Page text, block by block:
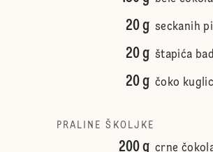
20 g seckanih
20 g štapića
20 g čoko
PRALINE ŠKOLJKE
200 g crne